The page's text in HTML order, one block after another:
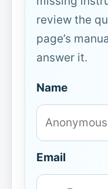
review the
page’s
answer it.
Name
Email